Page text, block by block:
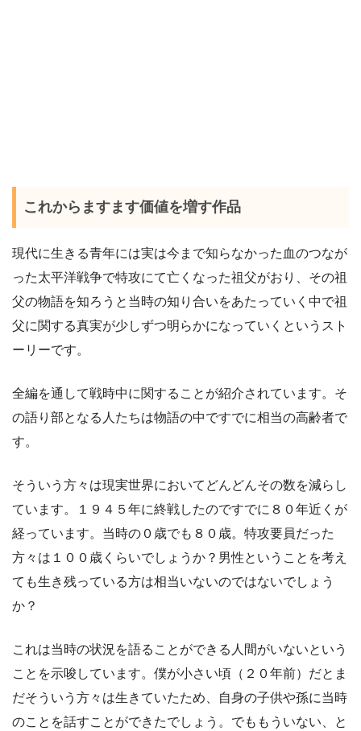
これからますます価値を増す作品
現代に生きる青年には実は今まで知らなかった血のつなが
った太平洋戦争で特攻にて亡くなった祖父がおり、その祖
父の物語を知ろうと当時の知り合いをあたっていく中で祖
父に関する真実が少しずつ明らかになっていくというスト
ーリーです。
全編を通して戦時中に関することが紹介されています。そ
の語り部となる人たちは物語の中ですでに相当の高齢者で
す。
そういう方々は現実世界においてどんどんその数を減らし
ています。１９４５年に終戦したのですでに８０年近くが
経っています。当時の０歳でも８０歳。特攻要員だった
方々は１００歳くらいでしょうか？男性ということを考え
ても生き残っている方は相当いないのではないでしょう
か？
これは当時の状況を語ることができる人間がいないという
ことを示唆しています。僕が小さい頃（２０年前）だとま
だそういう方々は生きていたため、自身の子供や孫に当時
のことを話すことができたでしょう。でももういない、と